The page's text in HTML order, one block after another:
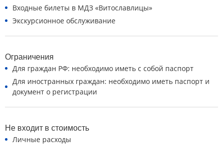
Входные билеты в МДЗ «Витославлицы»
Экскурсионное обслуживание
Ограничения
Для граждан РФ: необходимо иметь с собой паспорт
Для иностранных граждан: необходимо иметь паспорт и
документ о регистрации
Не входит в стоимость
Личные расходы